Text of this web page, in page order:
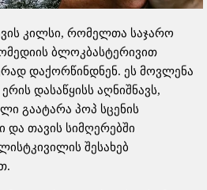
კილსი, რომელთა საჯარო
ბლოკბასტერივით
დაქორწინდნენ. ეს მოვლენა
დასაწყისს აღნიშნავს,
გაატარა პოპ სცენის
და თავის სიმღერებში
შესახებ